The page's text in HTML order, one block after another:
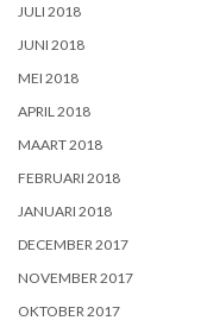
JULI 2018
JUNI 2018
MEI 2018
APRIL 2018
MAART 2018
FEBRUARI 2018
JANUARI 2018
DECEMBER 2017
NOVEMBER 2017
OKTOBER 2017